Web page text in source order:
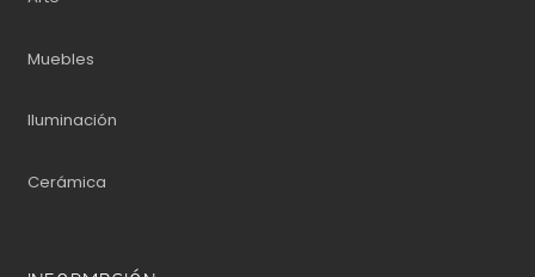
Muebles
Iluminación
Cerámica